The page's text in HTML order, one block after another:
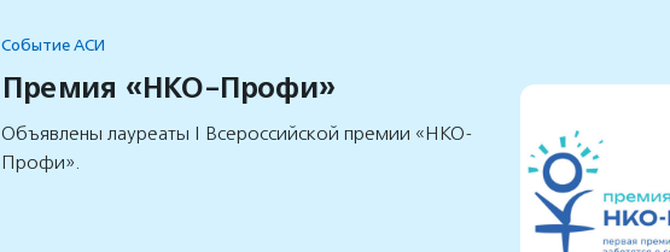
Событие АСИ
Премия «НКО-Профи»
Объявлены лауреаты I Всероссийской премии «НКО-
Профи».